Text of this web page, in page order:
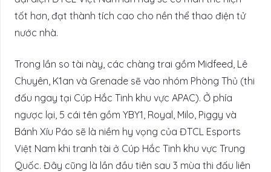
tốt hơn, đạt thành tích cao cho nền thể thao điện tử
nước nhà.
Trong lần so tài này, các chàng trai gồm Midfeed, Lê
Chuyên, K1an và Grenade sẽ vào nhóm Phòng Thủ (thi
đấu ngay tại Cúp Hắc Tinh khu vực APAC). Ở phía
ngược lại, 5 cái tên gồm YBY1, Royal, Milo, Piggy và
Bánh Xíu Páo sẽ là niềm hy vọng của ĐTCL Esports
Việt Nam khi tranh tài ở Cúp Hắc Tinh khu vực Trung
Quốc. Đây cũng là lần đầu tiên sau 3 mùa thi đấu liên